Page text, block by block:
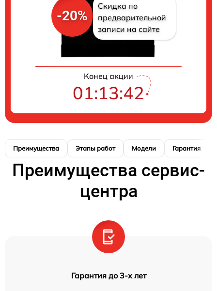
-20%
Скидка по
предварительной
записи на сайте
Конец акции
01:13:42
Преимущества Этапы работ Модели Гарантия
Преимущества сервис-
центра
Гарантия до 3-х лет